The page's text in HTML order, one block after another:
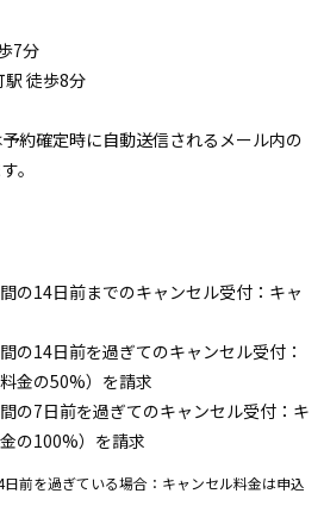
7分
駅 徒歩8分
約確定時に自動送信されるメール内の
。
の14日前までのキャンセル受付：キャ
の14日前を過ぎてのキャンセル受付：
金の50%）を請求
の7日前を過ぎてのキャンセル受付：キ
の100%）を請求
前を過ぎている場合：キャンセル料金は申込